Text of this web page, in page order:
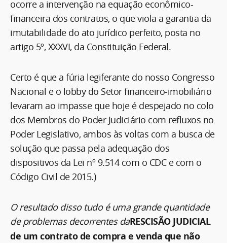
ocorre a intervenção na equação econômico-
financeira dos contratos, o que viola a garantia da
imutabilidade do ato jurídico perfeito, posta no
artigo 5º, XXXVI, da Constituição Federal.
Certo é que a fúria legiferante do nosso Congresso
Nacional e o lobby do Setor financeiro-imobiliário
levaram ao impasse que hoje é despejado no colo
dos Membros do Poder Judiciário com refluxos no
Poder Legislativo, ambos às voltas com a busca de
solução que passa pela adequação dos
dispositivos da Lei nº 9.514 com o CDC e com o
Código Civil de 2015.)
O resultado disso tudo é uma grande quantidade
de problemas decorrentes daRESCISÃO JUDICIAL
de um contrato de compra e venda que não